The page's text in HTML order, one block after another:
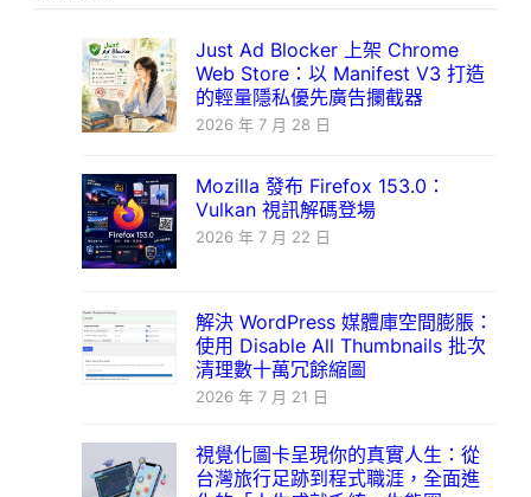
Just Ad Blocker 上架 Chrome
Web Store：以 Manifest V3 打造
的輕量隱私優先廣告攔截器
2026 年 7 月 28 日
Mozilla 發布 Firefox 153.0：
Vulkan 視訊解碼登場
2026 年 7 月 22 日
解決 WordPress 媒體庫空間膨脹：
使用 Disable All Thumbnails 批次
清理數十萬冗餘縮圖
2026 年 7 月 21 日
視覺化圖卡呈現你的真實人生：從
台灣旅行足跡到程式職涯，全面進